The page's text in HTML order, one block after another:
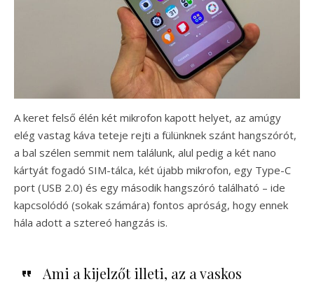
A keret felső élén két mikrofon kapott helyet, az amúgy
elég vastag káva teteje rejti a fülünknek szánt hangszórót,
a bal szélen semmit nem találunk, alul pedig a két nano
kártyát fogadó SIM-tálca, két újabb mikrofon, egy Type-C
port (USB 2.0) és egy második hangszóró található – ide
kapcsolódó (sokak számára) fontos apróság, hogy ennek
hála adott a sztereó hangzás is.
Ami a kijelzőt illeti, az a vaskos